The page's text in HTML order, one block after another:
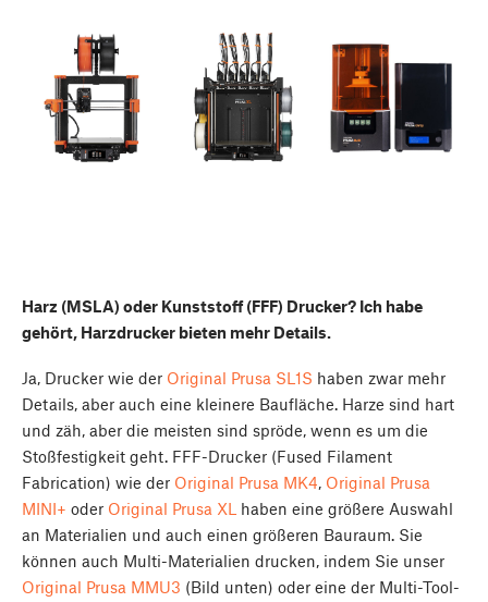
Harz (MSLA) oder Kunststoff (FFF) Drucker? Ich habe
gehört, Harzdrucker bieten mehr Details.
Ja, Drucker wie der Original Prusa SL1S haben zwar mehr
Details, aber auch eine kleinere Baufläche. Harze sind hart
und zäh, aber die meisten sind spröde, wenn es um die
Stoßfestigkeit geht. FFF-Drucker (Fused Filament
Fabrication) wie der Original Prusa MK4, Original Prusa
MINI+ oder Original Prusa XL haben eine größere Auswahl
an Materialien und auch einen größeren Bauraum. Sie
können auch Multi-Materialien drucken, indem Sie unser
Original Prusa MMU3 (Bild unten) oder eine der Multi-Tool-